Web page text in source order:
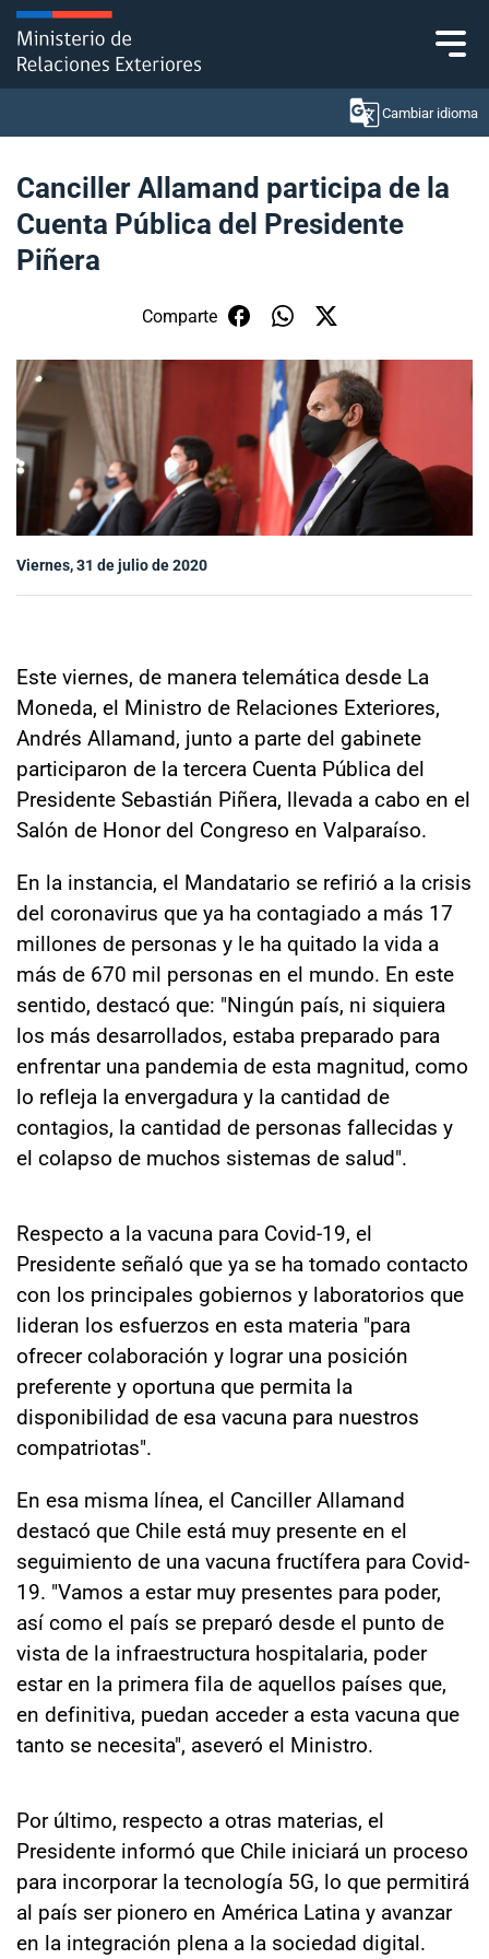
Click acá para ir directamente al contenido
Cambiar idioma
Ministerio
Política Exterior
Embajadas y consulados
Servicios ciudadanos
Subsecretaría de Relaciones Económicas
Internacionales
Sala de prensa
Canciller Allamand participa de la
Cuenta Pública del Presidente
Piñera
Comparte
Viernes, 31 de julio de 2020
Este viernes, de manera telemática desde La
Moneda, el Ministro de Relaciones Exteriores,
Andrés Allamand, junto a parte del gabinete
participaron de la tercera Cuenta Pública del
Presidente Sebastián Piñera, llevada a cabo en el
Salón de Honor del Congreso en Valparaíso.
En la instancia, el Mandatario se refirió a la crisis
del coronavirus que ya ha contagiado a más 17
millones de personas y le ha quitado la vida a
más de 670 mil personas en el mundo. En este
sentido, destacó que: "Ningún país, ni siquiera
los más desarrollados, estaba preparado para
enfrentar una pandemia de esta magnitud, como
lo refleja la envergadura y la cantidad de
contagios, la cantidad de personas fallecidas y
el colapso de muchos sistemas de salud".
Respecto a la vacuna para Covid-19, el
Presidente señaló que ya se ha tomado contacto
con los principales gobiernos y laboratorios que
lideran los esfuerzos en esta materia "para
ofrecer colaboración y lograr una posición
preferente y oportuna que permita la
disponibilidad de esa vacuna para nuestros
compatriotas".
En esa misma línea, el Canciller Allamand
destacó que Chile está muy presente en el
seguimiento de una vacuna fructífera para Covid-
19. "Vamos a estar muy presentes para poder,
así como el país se preparó desde el punto de
vista de la infraestructura hospitalaria, poder
estar en la primera fila de aquellos países que,
en definitiva, puedan acceder a esta vacuna que
tanto se necesita", aseveró el Ministro.
Por último, respecto a otras materias, el
Presidente informó que Chile iniciará un proceso
para incorporar la tecnología 5G, lo que permitirá
al país ser pionero en América Latina y avanzar
en la integración plena a la sociedad digital.